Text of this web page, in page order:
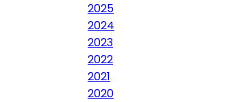
2025
2024
2023
2022
2021
2020